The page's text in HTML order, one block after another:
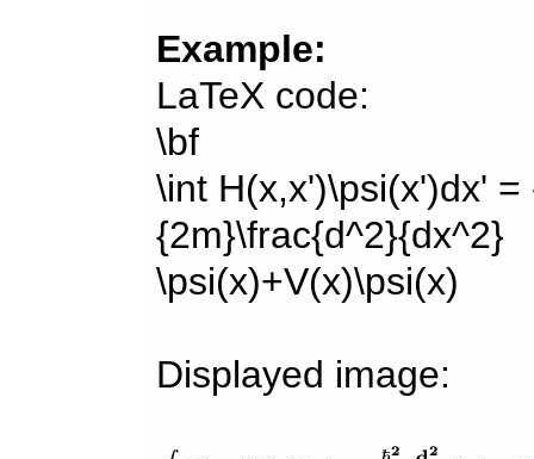
Example:
LaTeX code:
\bf
\int H(x,x')\psi(x')dx'
{2m}\frac{d^2}{dx^2}
\psi(x)+V(x)\psi(x)
Displayed image: